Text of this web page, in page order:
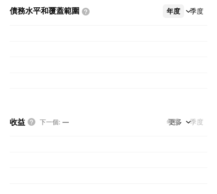
債務水平和覆蓋範圍 年度 季度
更多
收益 下一個: — 年度 季度
更多